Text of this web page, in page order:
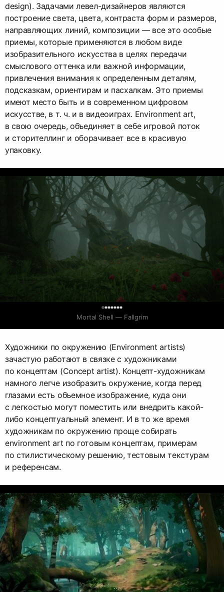
design). Задачами левел-дизайнеров являются
построение света, цвета, контраста форм и размеров,
направляющих линий, композиции — все это особые
приемы, которые применяются в любом виде
изобразительного искусства в целях передачи
смыслового оттенка или важной информации,
привлечения внимания к определенным деталям,
подсказкам, ориентирам и пасхалкам. Это приемы
имеют место быть и в современном цифровом
искусстве, в т. ч. и в видеоиграх. Environment art,
в свою очередь, объединяет в себе игровой поток
и сторителлинг и оборачивает все в красивую
упаковку.
Mortal Shell — Fallgrim
Художники по окружению (Environment artists)
зачастую работают в связке с художниками
по концептам (Concept artist). Концепт-художникам
намного легче изобразить окружение, когда перед
глазами есть объемное изображение, куда они
с легкостью могут поместить или внедрить какой-
либо концептуальный элемент. И в то же время
художникам по окружению проще собирать
environment art по готовым концептам, примерам
по стилистическому решению, тестовым текстурам
и референсам.